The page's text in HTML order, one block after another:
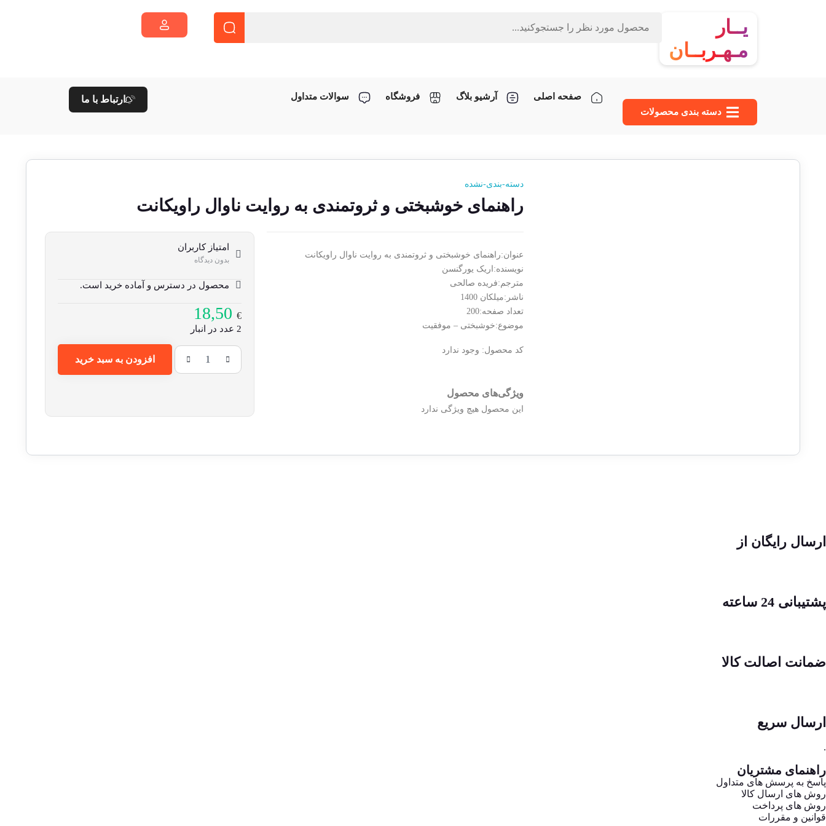
یــار
مـهـربــان
دسته‌ بندی محصولات
صفحه اصلی آرشیو بلاگ فروشگاه سوالات متداول ارتباط با ما
دسته-بندی-نشده
راهنمای خوشبختی و ثروتمندی به روایت ناوال راویکانت
عنوان:راهنمای خوشبختی و ثروتمندی به روایت ناوال راویکانت
نویسنده:اریک یورگنسن
مترجم:فریده صالحی
ناشر:میلکان 1400
تعداد صفحه:200
موضوع:خوشبختی – موفقیت
کد محصول: وجود ندارد
ویژگی‌های محصول
این محصول هیچ ویژگی ندارد
امتیاز کاربران
بدون دیدگاه
محصول در دسترس و آماده خرید است.
18,50€
2 عدد در انبار
افزودن به سبد خرید
ارسال رایگان از
پشتیبانی 24 ساعته
ضمانت اصالت کالا
ارسال سریع
.
راهنمای مشتریان
پاسخ به پرسش های متداول
روش های ارسال کالا
روش های پرداخت
قوانین و مقررات